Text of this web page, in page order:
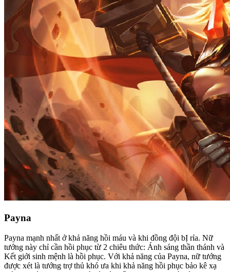
Payna
Payna mạnh nhất ở khả năng hồi máu và khi đồng đội bỊ rỉa. Nữ
tướng này chỉ cần hồi phục từ 2 chiêu thức: Ánh sáng thần thánh và
Kết giới sinh mệnh là hồi phục. Với khả năng của Payna, nữ tướng
được xét là tướng trợ thủ khó ưa khi khả năng hồi phục bảo kê xạ